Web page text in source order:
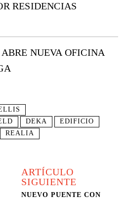
RESIDENCIAS
NUEVA OFICINA
DEKA
EDIFICIO
REALIA
ARTÍCULO
SIGUIENTE
NUEVO PUENTE CON